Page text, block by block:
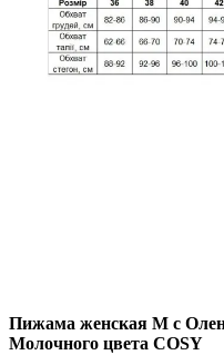
Пижама женская M с
Молочного цвета COSY